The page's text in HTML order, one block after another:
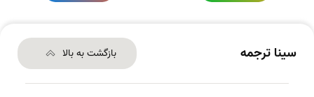
سینا ترجمه بازگشت به بالا